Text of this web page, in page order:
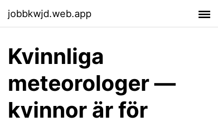
jobbkwjd.web.app
Kvinnliga
meteorologer —
kvinnor är för